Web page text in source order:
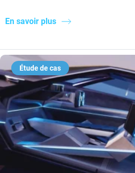
En savoir plus
Étude de cas